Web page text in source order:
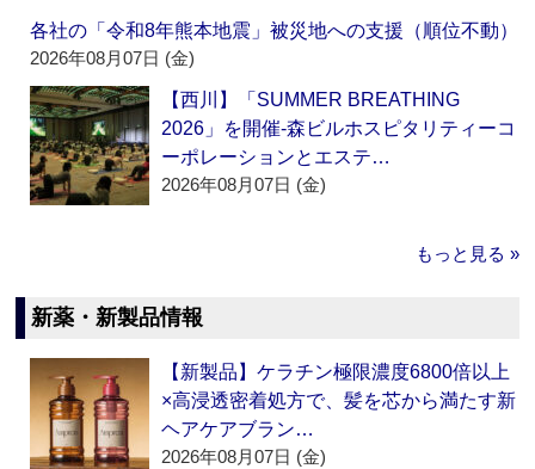
各社の「令和8年熊本地震」被災地への支援（順位不動）
2026年08月07日 (金)
【西川】「SUMMER BREATHING
2026」を開催‐森ビルホスピタリティーコ
ーポレーションとエステ…
2026年08月07日 (金)
もっと見る »
新薬・新製品情報
【新製品】ケラチン極限濃度6800倍以上
×高浸透密着処方で、髪を芯から満たす新
ヘアケアブラン…
2026年08月07日 (金)